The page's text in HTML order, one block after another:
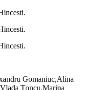
Gomaniuc,Alina
Țoncu,Marina